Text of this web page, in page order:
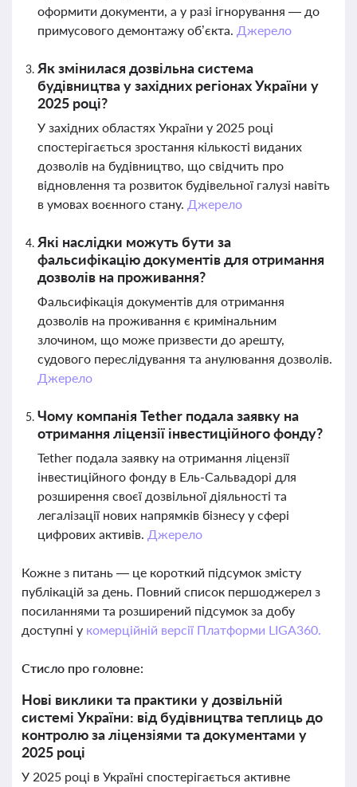
оформити документи, а у разі ігнорування — до
примусового демонтажу об’єкта. Джерело
Як змінилася дозвільна система
будівництва у західних регіонах України у
2025 році?
У західних областях України у 2025 році
спостерігається зростання кількості виданих
дозволів на будівництво, що свідчить про
відновлення та розвиток будівельної галузі навіть
в умовах воєнного стану. Джерело
Які наслідки можуть бути за
фальсифікацію документів для отримання
дозволів на проживання?
Фальсифікація документів для отримання
дозволів на проживання є кримінальним
злочином, що може призвести до арешту,
судового переслідування та анулювання дозволів.
Джерело
Чому компанія Tether подала заявку на
отримання ліцензії інвестиційного фонду?
Tether подала заявку на отримання ліцензії
інвестиційного фонду в Ель-Сальвадорі для
розширення своєї дозвільної діяльності та
легалізації нових напрямків бізнесу у сфері
цифрових активів. Джерело
Кожне з питань — це короткий підсумок змісту
публікацій за день. Повний список першоджерел з
посиланнями та розширений підсумок за добу
доступні у комерційній версії Платформи LIGA360.
Стисло про головне:
Нові виклики та практики у дозвільній
системі України: від будівництва теплиць до
контролю за ліцензіями та документами у
2025 році
У 2025 році в Україні спостерігається активне